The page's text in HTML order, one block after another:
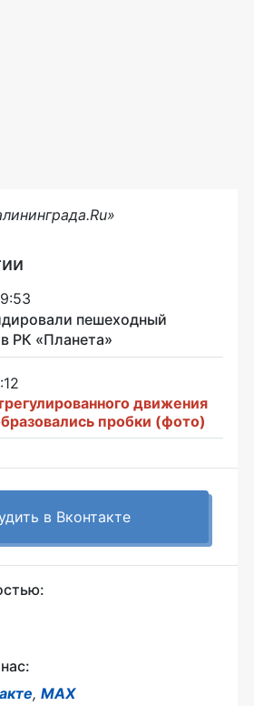
пешеходный
РК «Планета»
движения
пробки (фото)
в Вконтакте
, MAX